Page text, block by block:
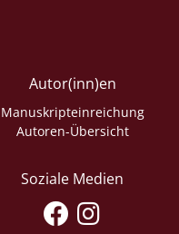
Autor(inn)en
Manuskripteinreichung
Autoren-Übersicht
Soziale Medien